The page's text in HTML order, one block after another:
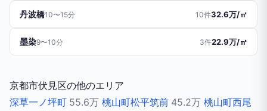
丹波橋10〜15分 10件32.6万/㎡
墨染9〜10分 3件22.9万/㎡
京都市伏見区の他のエリア
深草一ノ坪町 55.6万 桃山町松平筑前 45.2万 桃山町西尾